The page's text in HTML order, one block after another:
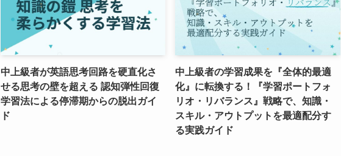
中上級者が英語思考回路を硬直化さ
せる思考の壁を超える 認知弾性回復
学習法による停滞期からの脱出ガイ
ド
中上級者の学習成果を『全体的最適
化』に転換する！『学習ポートフォ
リオ・リバランス』戦略で、知識・
スキル・アウトプットを最適配分す
る実践ガイド